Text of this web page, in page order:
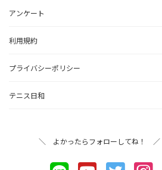
アンケート
利用規約
プライバシーポリシー
テニス日和
＼ よかったらフォローしてね！ ／